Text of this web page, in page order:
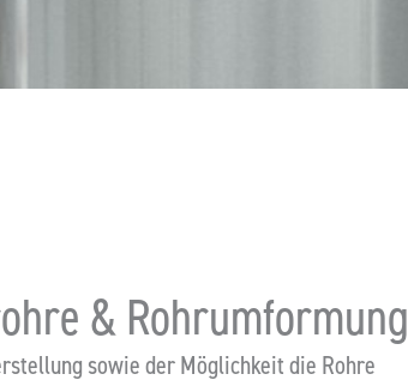
& Rohrumformung
sowie der Möglichkeit die Rohre